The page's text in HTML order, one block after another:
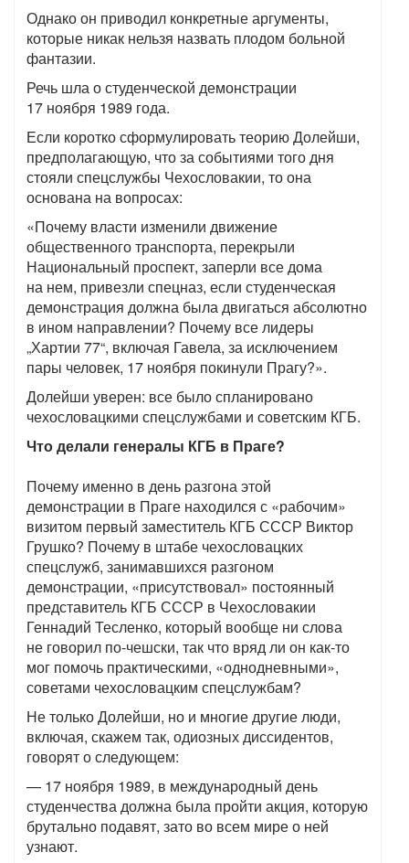
Однако он приводил конкретные аргументы,
которые никак нельзя назвать плодом больной
фантазии.
Речь шла о студенческой демонстрации
17 ноября 1989 года.
Если коротко сформулировать теорию Долейши,
предполагающую, что за событиями того дня
стояли спецслужбы Чехословакии, то она
основана на вопросах:
«Почему власти изменили движение
общественного транспорта, перекрыли
Национальный проспект, заперли все дома
на нем, привезли спецназ, если студенческая
демонстрация должна была двигаться абсолютно
в ином направлении? Почему все лидеры
„Хартии 77“, включая Гавела, за исключением
пары человек, 17 ноября покинули Прагу?».
Долейши уверен: все было спланировано
чехословацкими спецслужбами и советским КГБ.
Что делали генералы КГБ в Праге?
Почему именно в день разгона этой
демонстрации в Праге находился с «рабочим»
визитом первый заместитель КГБ СССР Виктор
Грушко? Почему в штабе чехословацких
спецслужб, занимавшихся разгоном
демонстрации, «присутствовал» постоянный
представитель КГБ СССР в Чехословакии
Геннадий Тесленко, который вообще ни слова
не говорил по-чешски, так что вряд ли он как-то
мог помочь практическими, «однодневными»,
советами чехословацким спецслужбам?
Не только Долейши, но и многие другие люди,
включая, скажем так, одиозных диссидентов,
говорят о следующем:
— 17 ноября 1989, в международный день
студенчества должна была пройти акция, которую
брутально подавят, зато во всем мире о ней
узнают.